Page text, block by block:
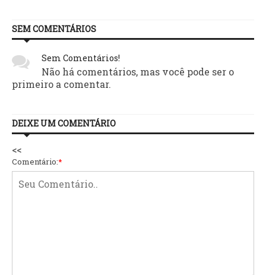
SEM COMENTÁRIOS
Sem Comentários!
Não há comentários, mas você pode ser o
primeiro a comentar.
DEIXE UM COMENTÁRIO
<<
Comentário:*